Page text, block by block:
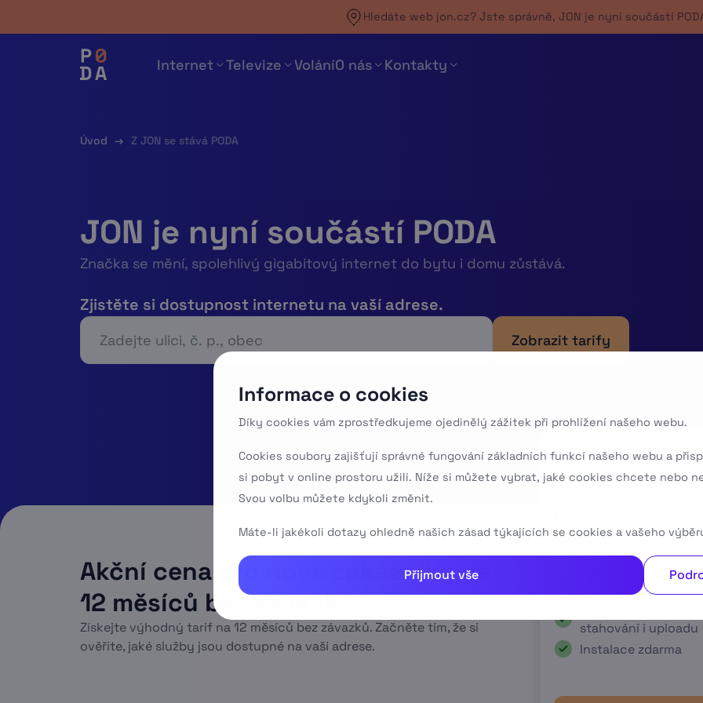
Hledáte web jon.cz? Jste správně, JON je nyní součástí
Internet Televize VoláníO nás Kontakty
Úvod → Z JON se stává PODA
JON je nyní součástí PODA
Značka se mění, spolehlivý gigabitový internet do bytu i domu zůstává.
Zjistěte si dostupnost internetu na vaší adrese.
Zobrazit tarify
Akční cena pro nové zákazníky na
12 měsíců bez závazků
Získejte výhodný tarif na 12 měsíců bez závazků. Začněte tím, že si
ověříte, jaké služby jsou dostupné na vaší adrese.
Promo tarif
GPON 1 Giga
490 Kč měsíčně
Zvládá až 30 zařízení
stahování i uploadu
Instalace zdarma
Informace o cookies
Díky cookies vám zprostředkujeme ojedinělý zážitek při prohlížení našeho webu.
Cookies soubory zajišťují správné fungování základních funkcí našeho webu a
si pobyt v online prostoru užili. Níže si můžete vybrat, jaké cookies chcete nebo
Svou volbu můžete kdykoli změnit.
Máte-li jakékoli dotazy ohledně našich zásad týkajících se cookies a vašeho
Přijmout vše